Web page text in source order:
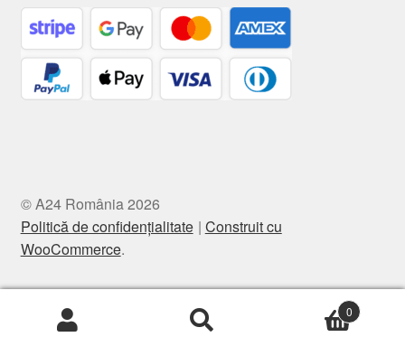
© A24 România 2026
Politică de confidențialitate Construit cu
WooCommerce.
0